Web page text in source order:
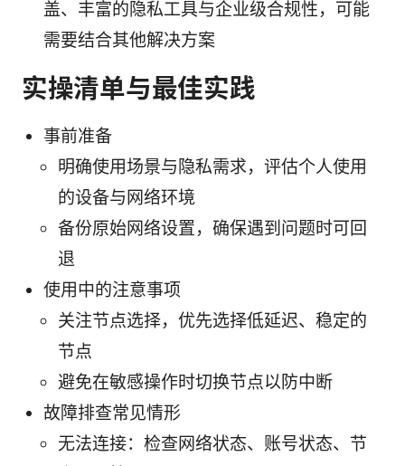
盖、丰富的隐私工具与企业级合规性，可能
需要结合其他解决方案
实操清单与最佳实践
事前准备
明确使用场景与隐私需求，评估个人使用
的设备与网络环境
备份原始网络设置，确保遇到问题时可回
退
使用中的注意事项
关注节点选择，优先选择低延迟、稳定的
节点
避免在敏感操作时切换节点以防中断
故障排查常见情形
无法连接：检查网络状态、账号状态、节